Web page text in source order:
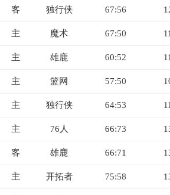
客 独行侠 67:56
主 魔术 67:50
主 雄鹿 60:52
主 篮网 57:50
主 独行侠 64:53
主 76人 66:73
客 雄鹿 66:71
主 开拓者 75:58